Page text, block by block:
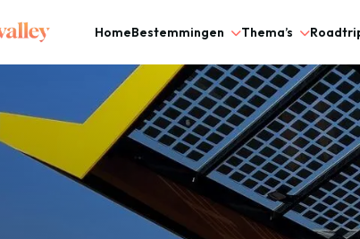
HomeBestemmingen Thema’s
Laadpaalfiles in Frankrijk: hier staan ze en zo vermijd je ze